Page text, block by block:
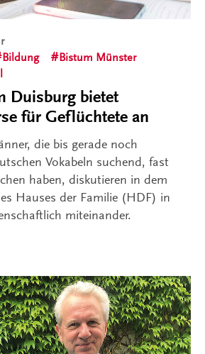
Bildung
Bistum Münster
Duisburg bietet
für Geflüchtete an
die bis gerade noch
Vokabeln suchend, fast
haben, diskutieren in dem
Hauses der Familie (HDF) in
miteinander.